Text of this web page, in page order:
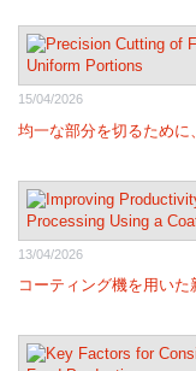
15/04/2026
均一な部分を切るために
13/04/2026
コーティング機を用い